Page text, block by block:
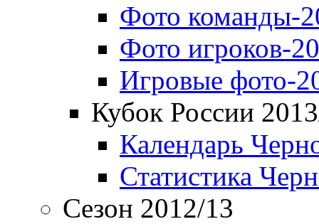
Фото команды-
Фото игроков-
Игровые фото-
Кубок России
Календарь
Статистика
Сезон 2012/13